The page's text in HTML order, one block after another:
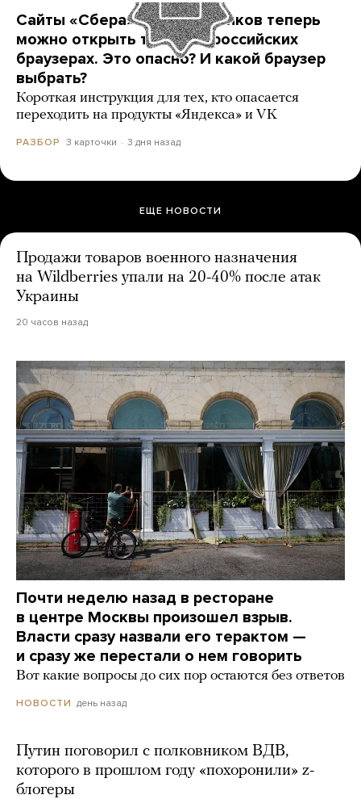
Сайты «Сбера» и других банков теперь
можно открыть только в российских
браузерах. Это опасно? И какой браузер
выбрать?
Короткая инструкция для тех, кто опасается
переходить на продукты «Яндекса» и VK
РАЗБОР 3 карточки 3 дня назад
ЕЩЕ НОВОСТИ
Продажи товаров военного назначения
на Wildberries упали на 20-40% после атак
Украины
20 часов назад
Почти неделю назад в ресторане
в центре Москвы произошел взрыв.
Власти сразу назвали его терактом —
и сразу же перестали о нем говорить
Вот какие вопросы до сих пор остаются без ответов
НОВОСТИ день назад
Путин поговорил с полковником ВДВ,
которого в прошлом году «похоронили» z-
блогеры